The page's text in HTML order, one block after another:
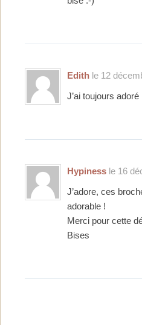
Edith le 12
J’ai toujours
Hypiness le 16
J’adore, ces
adorable !
Merci pour cette
Bises